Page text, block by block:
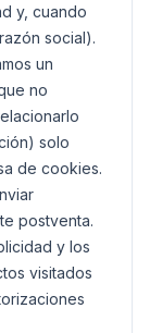
y, cuando
social).
un
no
solo
de cookies.
postventa.
y los
visitados